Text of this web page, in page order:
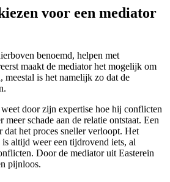
voor een mediator
benoemd, helpen met
maakt de mediator het mogelijk om
meestal is het namelijk zo dat de
door zijn expertise hoe hij conflicten
meer schade aan de relatie ontstaat. Een
dat het proces sneller verloopt. Het
altijd weer een tijdrovend iets, al
Door de mediator uit Easterein
pijnloos.